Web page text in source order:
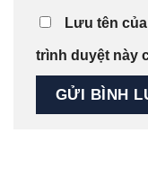
Lưu tên
trình duyệt này